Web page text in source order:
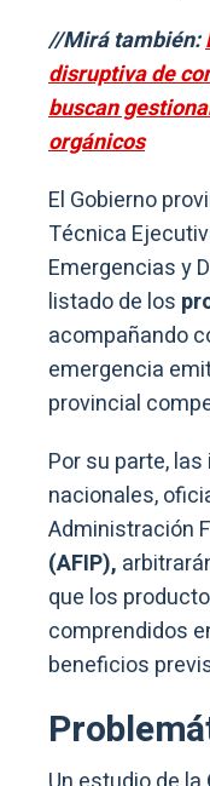
//Mirá también:
disruptiva de
buscan
orgánicos
El Gobierno
Técnica
Emergencias y
listado de los
acompañando
emergencia
provincial
Por su parte,
nacionales,
Administración
(AFIP),
que los
comprendidos
beneficios